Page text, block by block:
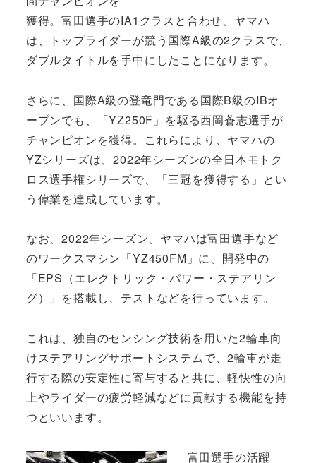
獲得。富田選手のIA1クラスと合わせ、ヤマハ
は、トップライダーが競う国際A級の2クラスで、
ダブルタイトルを手中にしたことになります。
さらに、国際A級の登竜門である国際B級のIBオ
ープンでも、「YZ250F」を駆る西岡蒼志選手が
チャンピオンを獲得。これらにより、ヤマハの
YZシリーズは、2022年シーズンの全日本モトク
ロス選手権シリーズで、「三冠を獲得する」とい
う偉業を達成しています。
なお、2022年シーズン、ヤマハは富田選手など
のワークスマシン「YZ450FM」に、開発中の
「EPS（エレクトリック・パワー・ステアリン
グ）」を搭載し、テストなどを行っています。
これは、独自のセンシング技術を用いた2輪車向
けステアリングサポートシステムで、2輪車が走
行する際の安定性に寄与すると共に、軽快性の向
上やライダーの疲労軽減などに貢献する機能を持
つといいます。
富田選手の活躍